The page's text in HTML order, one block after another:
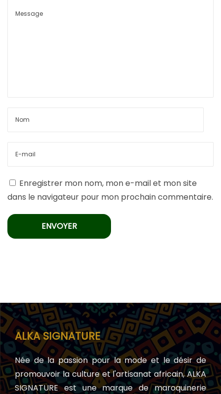
Enregistrer mon nom, mon e-mail et mon site
dans le navigateur pour mon prochain commentaire.
ALKA SIGNATURE
Née de la passion pour la mode et le désir de
promouvoir la culture et l'artisanat africain, ALKA
SIGNATURE est une marque de maroquinerie